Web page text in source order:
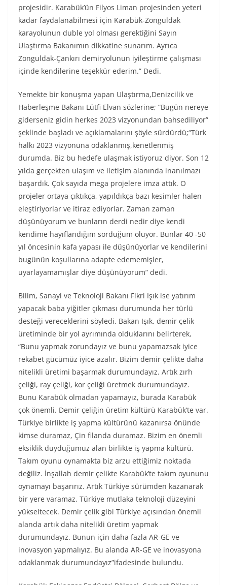
projesidir. Karabük’ün Filyos Liman projesinden yeteri
kadar faydalanabilmesi için Karabük-Zonguldak
karayolunun duble yol olması gerektiğini Sayın
Ulaştırma Bakanımın dikkatine sunarım. Ayrıca
Zonguldak-Çankırı demiryolunun iyileştirme çalışması
içinde kendilerine teşekkür ederim.” Dedi.
Yemekte bir konuşma yapan Ulaştırma,Denizcilik ve
Haberleşme Bakanı Lütfi Elvan sözlerine; “Bugün nereye
giderseniz gidin herkes 2023 vizyonundan bahsediliyor”
şeklinde başladı ve açıklamalarını şöyle sürdürdü;“Türk
halkı 2023 vizyonuna odaklanmış,kenetlenmiş
durumda. Biz bu hedefe ulaşmak istiyoruz diyor. Son 12
yılda gerçekten ulaşım ve iletişim alanında inanılmazı
başardık. Çok sayıda mega projelere imza attık. O
projeler ortaya çıktıkça, yapıldıkça bazı kesimler halen
eleştiriyorlar ve itiraz ediyorlar. Zaman zaman
düşünüyorum ve bunların derdi nedir diye kendi
kendime hayıflandığım sorduğum oluyor. Bunlar 40 -50
yıl öncesinin kafa yapası ile düşünüyorlar ve kendilerini
bugünün koşullarına adapte edememişler,
uyarlayamamışlar diye düşünüyorum” dedi.
Bilim, Sanayi ve Teknoloji Bakanı Fikri Işık ise yatırım
yapacak baba yiğitler çıkması durumunda her türlü
desteği vereceklerini söyledi. Bakan Işık, demir çelik
üretiminde bir yol ayrımında olduklarını belirterek,
“Bunu yapmak zorundayız ve bunu yapamazsak iyice
rekabet gücümüz iyice azalır. Bizim demir çelikte daha
nitelikli üretimi başarmak durumundayız. Artık zırh
çeliği, ray çeliği, kor çeliği üretmek durumundayız.
Bunu Karabük olmadan yapamayız, burada Karabük
çok önemli. Demir çeliğin üretim kültürü Karabük’te var.
Türkiye birlikte iş yapma kültürünü kazanırsa önünde
kimse duramaz, Çin filanda duramaz. Bizim en önemli
eksiklik duyduğumuz alan birlikte iş yapma kültürü.
Takım oyunu oynamakta biz arzu ettiğimiz noktada
değiliz. İnşallah demir çelikte Karabük’te takım oyununu
oynamayı başarırız. Artık Türkiye sürümden kazanarak
bir yere varamaz. Türkiye mutlaka teknoloji düzeyini
yükseltecek. Demir çelik gibi Türkiye açısından önemli
alanda artık daha nitelikli üretim yapmak
durumundayız. Bunun için daha fazla AR-GE ve
inovasyon yapmalıyız. Bu alanda AR-GE ve inovasyona
odaklanmak durumundayız”ifadesinde bulundu.